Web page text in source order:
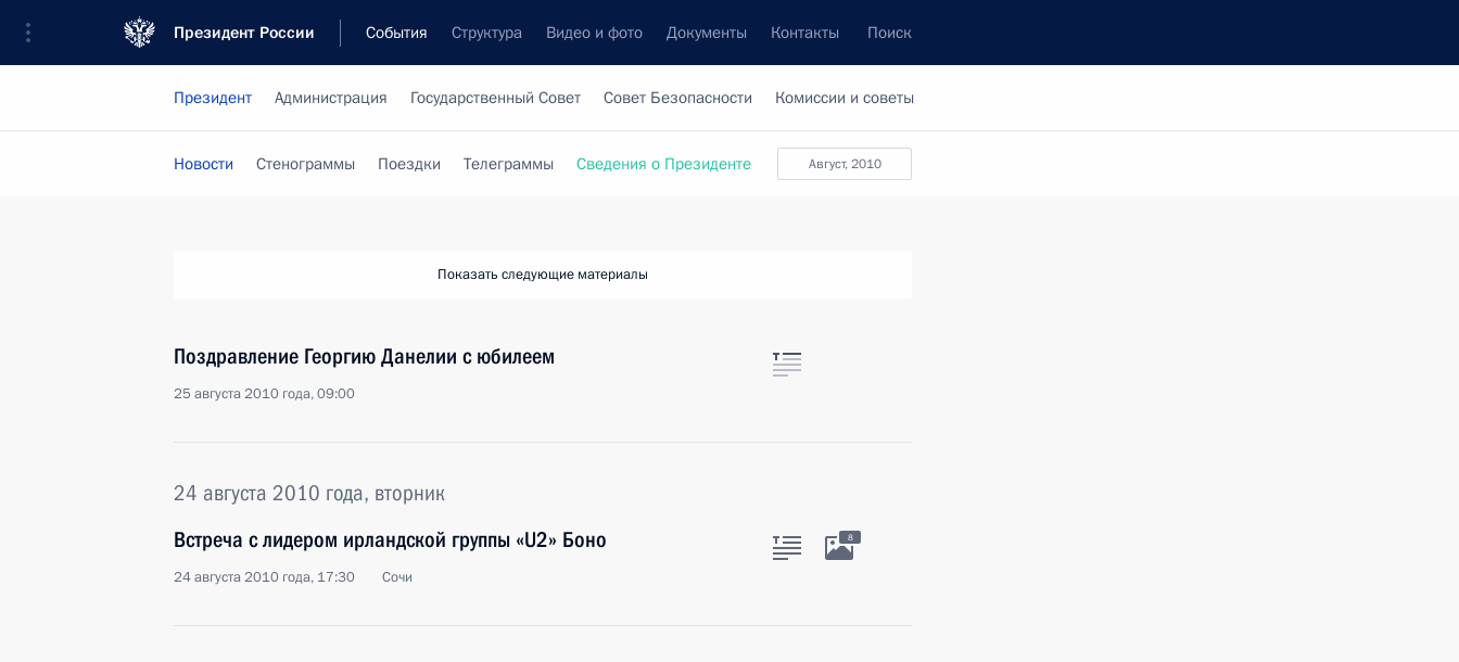
Президент России События Структура Видео и фото Документы Контакты Поиск
Президент Администрация Государственный Совет Совет Безопасности Комиссии и советы
август, 2010
Новости Стенограммы Поездки Телеграммы Сведения о Президенте
Показать следующие материалы
Поздравление Георгию Данелии с юбилеем
25 августа 2010 года, 09:00
24 августа 2010 года, вторник
Встреча с лидером ирландской группы «U2» Боно
24 августа 2010 года, 17:30 Сочи
8